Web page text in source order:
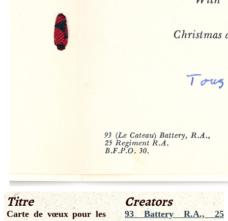
Titre
Carte de vœux pour les
Creators
93 Battery R.A., 25